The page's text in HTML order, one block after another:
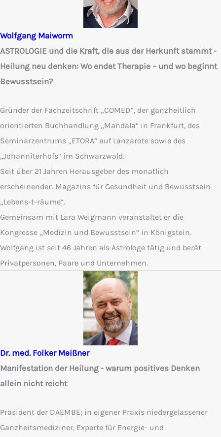
Wolfgang Maiworm
ASTROLOGIE und die Kraft, die aus der Herkunft stammt -
Heilung neu denken: Wo endet Therapie – und wo beginnt
Bewusstsein?
Gründer der Fachzeitschrift „COMED“, der ganzheitlich
orientierten Buchhandlung „Mandala“ in Frankfurt, des
Seminarzentrums „ETORA“ auf Lanzarote sowie des
„Johanniterhofs“ im Schwarzwald.
Seit über 21 Jahren Herausgeber des monatlich
erscheinenden Magazins für Gesundheit und Bewusstsein
„Lebens-t-räume“.
Gemeinsam mit Lara Weigmann veranstaltet er die
Kongresse „Medizin und Bewusstsein“ in Königstein.
Wolfgang ist seit 46 Jahren als Astrologe tätig und berät
Privatpersonen, Paare und Unternehmen.
Dr. med. Folker Meißner
Manifestation der Heilung - warum positives Denken
allein nicht reicht
Präsident der DAEMBE; in eigener Praxis niedergelassener
Ganzheitsmediziner, Experte für Energie- und